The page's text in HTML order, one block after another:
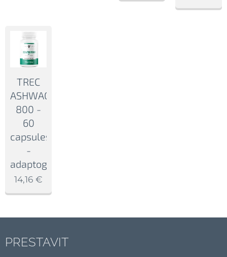
TREC
ASHWAGANDHA
800 -
60
capsules
-
adaptogènes
14,16 €
PRESTAVIT